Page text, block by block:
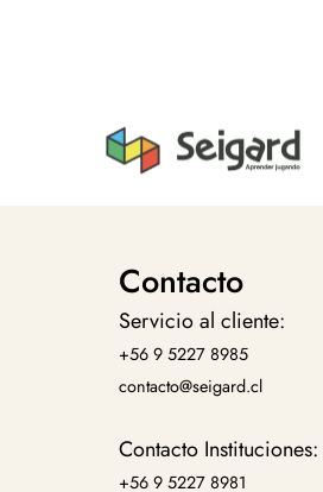
Contacto
Servicio al cliente:
+56 9 5227 8985
contacto@seigard.cl
Contacto Instituciones:
+56 9 5227 8981